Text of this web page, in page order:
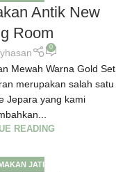
Antik New
Room
hasan 0
Mewah Warna Gold Set
merupakan salah satu
Jepara yang kami
READING
JATI